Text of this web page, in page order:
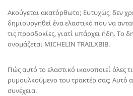
Ακούγεται ακατόρθωτο; Ευτυχώς, δεν
δημιουργηθεί ένα ελαστικό που να
τις προσδοκίες, γιατί υπάρχει ήδη. Το
ονομάζεται MICHELIN TRAILXBIB.
Πώς αυτό το ελαστικό ικανοποιεί όλες
ρυμουλκούμενο του τρακτέρ σας; Αυτό
συνέχεια.